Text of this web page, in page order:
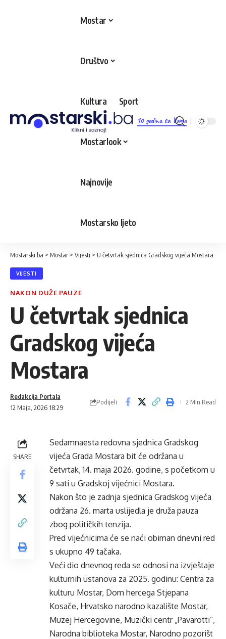
10 godina sa Vama
Mostar
Društvo
Kultura Sport
Mostarlook
Najnovije
Mostarsko ljeto
Mostarski.ba > Mostar > Vijesti > U četvrtak sjednica Gradskog vijeća Mostara
VIJESTI
NAKON DUŽE PAUZE
U četvrtak sjednica
Gradskog vijeća
Mostara
12 Maja, 2026 18:29
Redakcija Portala
Podijeli 2 Min Read
SHARE
Sedamnaesta redovna sjednica Gradskog
vijeća Grada Mostara bit će održana u
četvrtak, 14. maja 2026. godine, s početkom u
9 sati u Gradskoj vijećnici Mostara.
Nakon što je zadnja sjednica Gradskog vijeća
održana 26. marta uslijedla je druža pauza
zbog političkih tenzija.
Pred vijećnicima će se naći obiman dnevni red
s ukupno 49 tačaka.
Veći dio dnevnog reda se odnosi na izvještaje
kulturnih ustanova za 2025. godinu: Centra za
kulturu Mostar, Dom hercega Stjepana
Kosače, Hrvatsko narodno kazalište Mostar,
Muzej Hercegovine, Muzički centr „Pavarotti“,
Narodna biblioteka Mostar, Narodno pozorišt